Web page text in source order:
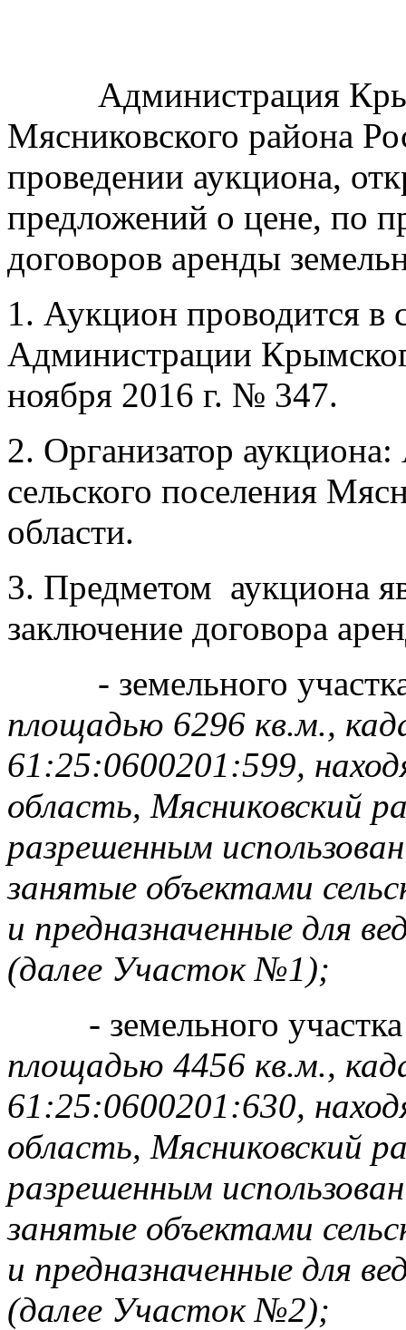
Администрация
Мясниковского района
проведении аукциона,
предложений о цене, по
договоров аренды
1. Аукцион проводится в
Администрации
ноября 2016 г. № 347.
2. Организатор
сельского поселения
области.
3. Предметом аукциона
заключение договора
- земельного
площадью 6296 кв.м.,
61:25:0600201:599,
область, Мясниковский
разрешенным
занятые объектами
и предназначенные для
(далее Участок №1);
- земельного
площадью 4456 кв.м.,
61:25:0600201:630,
область, Мясниковский
разрешенным
занятые объектами
и предназначенные для
(далее Участок №2);